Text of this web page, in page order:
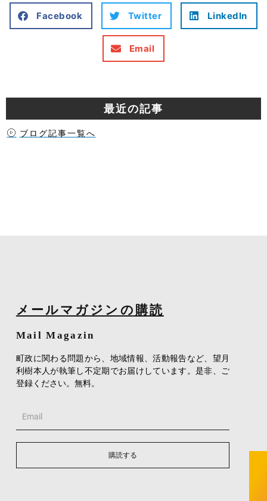
Facebook Twitter LinkedIn
Email
最近の記事
ブログ記事一覧へ
メールマガジンの購読
Mail Magazin
町政に関わる問題から、地域情報、活動報告など、望月
利樹本人が執筆し不定期でお届けしています。是非、ご
登録ください。無料。
Email
購読する